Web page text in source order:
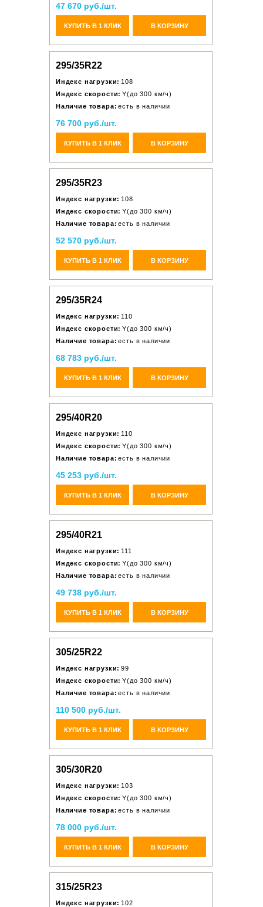
47 670 руб./шт.
КУПИТЬ В 1 КЛИК В КОРЗИНУ
295/35R22
Индекс нагрузки: 108
Индекс скорости: Y(до 300 км/ч)
Наличие товара: есть в наличии
76 700 руб./шт.
КУПИТЬ В 1 КЛИК В КОРЗИНУ
295/35R23
Индекс нагрузки: 108
Индекс скорости: Y(до 300 км/ч)
Наличие товара: есть в наличии
52 570 руб./шт.
КУПИТЬ В 1 КЛИК В КОРЗИНУ
295/35R24
Индекс нагрузки: 110
Индекс скорости: Y(до 300 км/ч)
Наличие товара: есть в наличии
68 783 руб./шт.
КУПИТЬ В 1 КЛИК В КОРЗИНУ
295/40R20
Индекс нагрузки: 110
Индекс скорости: Y(до 300 км/ч)
Наличие товара: есть в наличии
45 253 руб./шт.
КУПИТЬ В 1 КЛИК В КОРЗИНУ
295/40R21
Индекс нагрузки: 111
Индекс скорости: Y(до 300 км/ч)
Наличие товара: есть в наличии
49 738 руб./шт.
КУПИТЬ В 1 КЛИК В КОРЗИНУ
305/25R22
Индекс нагрузки: 99
Индекс скорости: Y(до 300 км/ч)
Наличие товара: есть в наличии
110 500 руб./шт.
КУПИТЬ В 1 КЛИК В КОРЗИНУ
305/30R20
Индекс нагрузки: 103
Индекс скорости: Y(до 300 км/ч)
Наличие товара: есть в наличии
78 000 руб./шт.
КУПИТЬ В 1 КЛИК В КОРЗИНУ
315/25R23
Индекс нагрузки: 102